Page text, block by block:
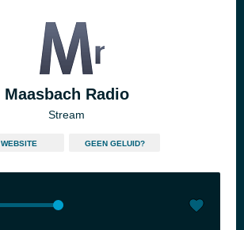
Maasbach Radio
Stream
WEBSITE GEEN GELUID?